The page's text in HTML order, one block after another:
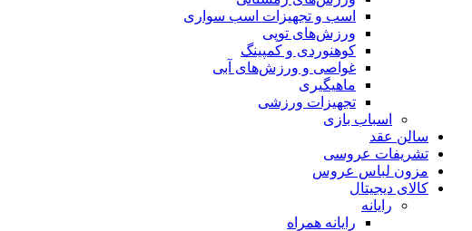
اسب و تجهیزات اسب سواری
ورزش‌های توپی
کوهنوردی و کمپینگ
غواصی و ورزش‌های آبی
ماهیگیری
تجهیزات ورزشی
اسباب‌ بازی
سالن عقد
تشریفات عروسی
مزون لباس عروس
کالای دیجیتال
رایانه
رایانه همراه